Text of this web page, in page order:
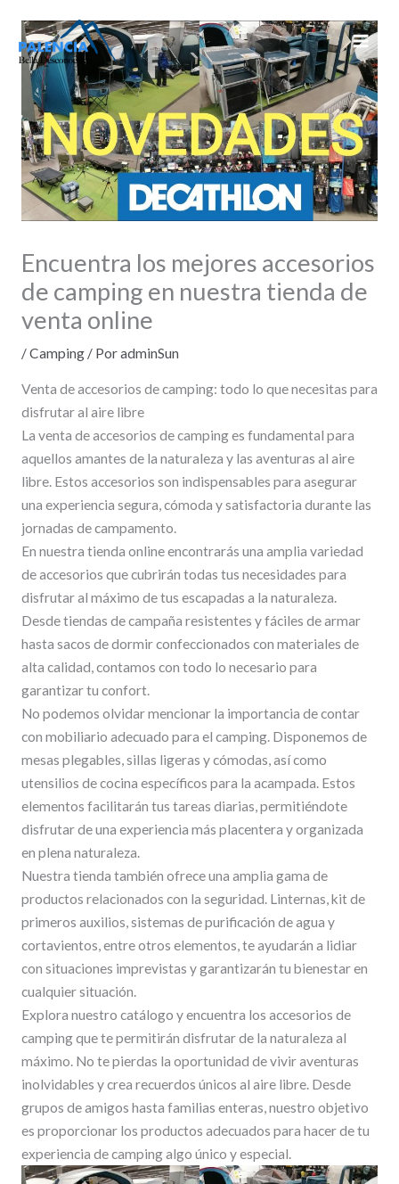
contenido
Encuentra los mejores accesorios
de camping en nuestra tienda de
venta online
/Camping/ PoradminSun
Venta de accesorios de camping: todo lo que necesitas para
disfrutar al aire libre
La venta de accesorios de camping es fundamental para
aquellos amantes de la naturaleza y las aventuras al aire
libre. Estos accesorios son indispensables para asegurar
una experiencia segura, cómoda y satisfactoria durante las
jornadas de campamento.
En nuestra tienda online encontrarás una amplia variedad
de accesorios que cubrirán todas tus necesidades para
disfrutar al máximo de tus escapadas a la naturaleza.
Desde tiendas de campaña resistentes y fáciles de armar
hasta sacos de dormir confeccionados con materiales de
alta calidad, contamos con todo lo necesario para
garantizar tu confort.
No podemos olvidar mencionar la importancia de contar
con mobiliario adecuado para el camping. Disponemos de
mesas plegables, sillas ligeras y cómodas, así como
utensilios de cocina específicos para la acampada. Estos
elementos facilitarán tus tareas diarias, permitiéndote
disfrutar de una experiencia más placentera y organizada
en plena naturaleza.
Nuestra tienda también ofrece una amplia gama de
productos relacionados con la seguridad. Linternas, kit de
primeros auxilios, sistemas de purificación de agua y
cortavientos, entre otros elementos, te ayudarán a lidiar
con situaciones imprevistas y garantizarán tu bienestar en
cualquier situación.
Explora nuestro catálogo y encuentra los accesorios de
camping que te permitirán disfrutar de la naturaleza al
máximo. No te pierdas la oportunidad de vivir aventuras
inolvidables y crea recuerdos únicos al aire libre. Desde
grupos de amigos hasta familias enteras, nuestro objetivo
es proporcionar los productos adecuados para hacer de tu
experiencia de camping algo único y especial.